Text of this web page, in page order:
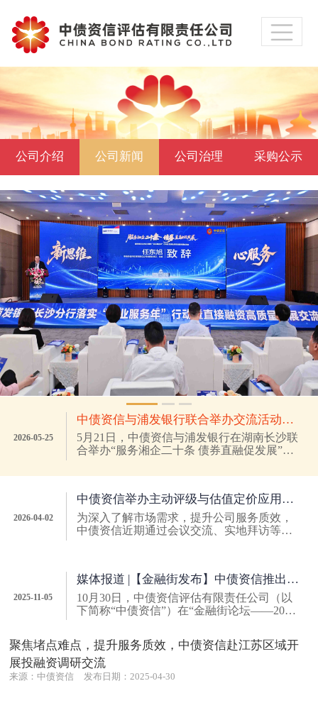
公司介绍 公司新闻 公司治理 采购公示
2026-05-25
中债资信与浦发银行联合举办交流活动， 服务湖南经济高质量发展
5月21日，中债资信与浦发银行在湖南长沙联
合举办“服务湘企二十条 债券直融促发展”交
行、省财政厅、省国资委及金融机构与企业
金...
2026-04-02
中债资信举办主动评级与估值定价应用交流会，聚焦市场关切，提升服务质效
为深入了解市场需求，提升公司服务质效，
中债资信近期通过会议交流、实地拜访等形
银...
2025-11-05
媒体报道 |【金融街发布】中债资信推出信用债估值与科创债主题指数两项成果 助力债券市场高质量发展
10月30日，中债资信评估有限责任公司（以
下简称“中债资信”）在“金融街论坛——2025
定价领域的创新实践取得新突破。...
聚焦堵点难点，提升服务质效，中债资信赴江苏区域开
展投融资调研交流
来源：中债资信 发布日期：2025-04-30